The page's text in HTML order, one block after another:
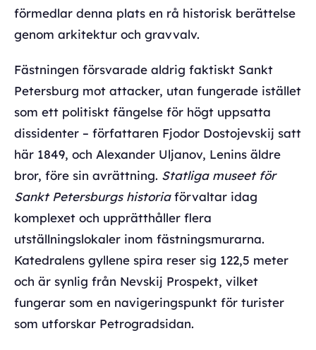
förmedlar denna plats en rå historisk berättelse
genom arkitektur och gravvalv.
Fästningen försvarade aldrig faktiskt Sankt
Petersburg mot attacker, utan fungerade istället
som ett politiskt fängelse för högt uppsatta
dissidenter – författaren Fjodor Dostojevskij satt
här 1849, och Alexander Uljanov, Lenins äldre
bror, före sin avrättning. Statliga museet för
Sankt Petersburgs historiaförvaltar idag
komplexet och upprätthåller flera
utställningslokaler inom fästningsmurarna.
Katedralens gyllene spira reser sig 122,5 meter
och är synlig från Nevskij Prospekt, vilket
fungerar som en navigeringspunkt för turister
som utforskar Petrogradsidan.